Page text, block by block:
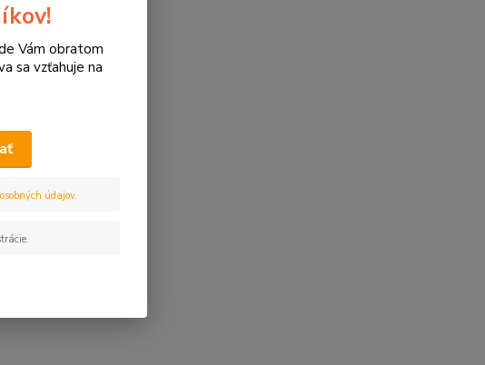
Vám obratom
sa vzťahuje na
údajov.